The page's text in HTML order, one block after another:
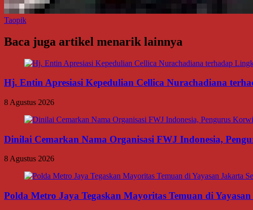
Taopik
Baca juga artikel menarik lainnya
Hj. Entin Apresiasi Kepedulian Cellica Nurachadiana
8 Agustus 2026
Dinilai Cemarkan Nama Organisasi FWJ Indonesia,
8 Agustus 2026
Polda Metro Jaya Tegaskan Mayoritas Temuan di